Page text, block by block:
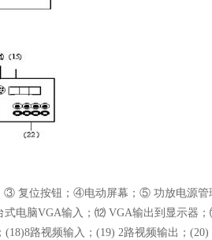
复位按钮；④电动屏幕；⑤ 功放电源
电脑VGA输入；⑿ VGA输出到显示器；
(18)8路视频输入； (19) 2路视频输出； (20)